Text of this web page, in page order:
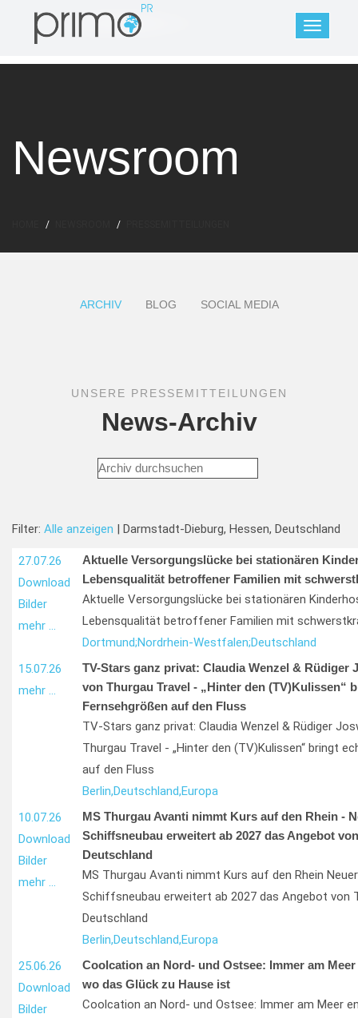
Newsroom
ARCHIV BLOG SOCIAL MEDIA
UNSERE PRESSEMITTEILUNGEN
News-Archiv
Filter: Alle anzeigen | Darmstadt-Dieburg, Hessen, Deutschland
27.07.26
Download
Bilder
mehr …
Aktuelle Versorgungslücke bei stationären
Lebensqualität betroffener Familien mit
Aktuelle Versorgungslücke bei stationären
Lebensqualität betroffener Familien mit
Dortmund;Nordrhein-Westfalen;Deutschland
15.07.26
mehr …
TV-Stars ganz privat: Claudia Wenzel & Rüdiger
von Thurgau Travel - „Hinter den (TV)Kulissen“
Fernsehgrößen auf den Fluss
TV-Stars ganz privat: Claudia Wenzel & Rüdiger
Thurgau Travel - „Hinter den (TV)Kulissen“ bringt
auf den Fluss
Berlin,Deutschland,Europa
10.07.26
Download
Bilder
mehr …
MS Thurgau Avanti nimmt Kurs auf den Rhein -
Schiffsneubau erweitert ab 2027 das Angebot
Deutschland
MS Thurgau Avanti nimmt Kurs auf den Rhein
Schiffsneubau erweitert ab 2027 das Angebot von
Deutschland
Berlin,Deutschland,Europa
25.06.26
Download
Bilder
Coolcation an Nord- und Ostsee: Immer am
wo das Glück zu Hause ist
Coolcation an Nord- und Ostsee: Immer am Meer